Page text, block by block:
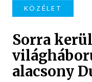
KÖZÉLET
Sorra
alacsony